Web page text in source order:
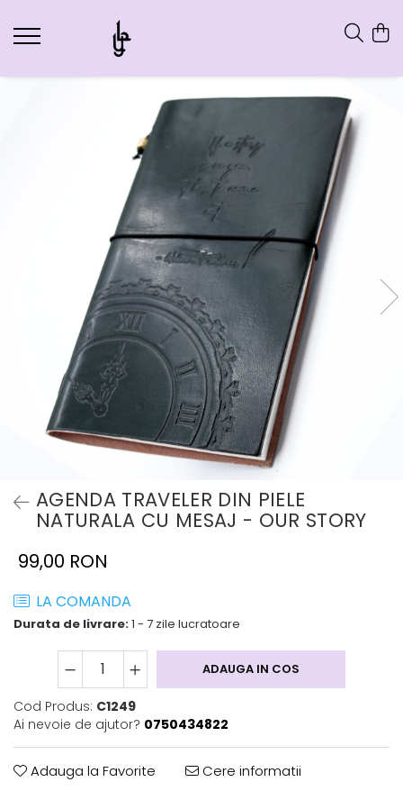
AGENDA TRAVELER DIN PIELE
NATURALA CU MESAJ - OUR STORY
99,00 RON
LA COMANDA
Durata de livrare:1 - 7 zile lucratoare
ADAUGA IN COS
Cod Produs: C1249
Ai nevoie de ajutor? 0750434822
Adauga la Favorite Cere informatii